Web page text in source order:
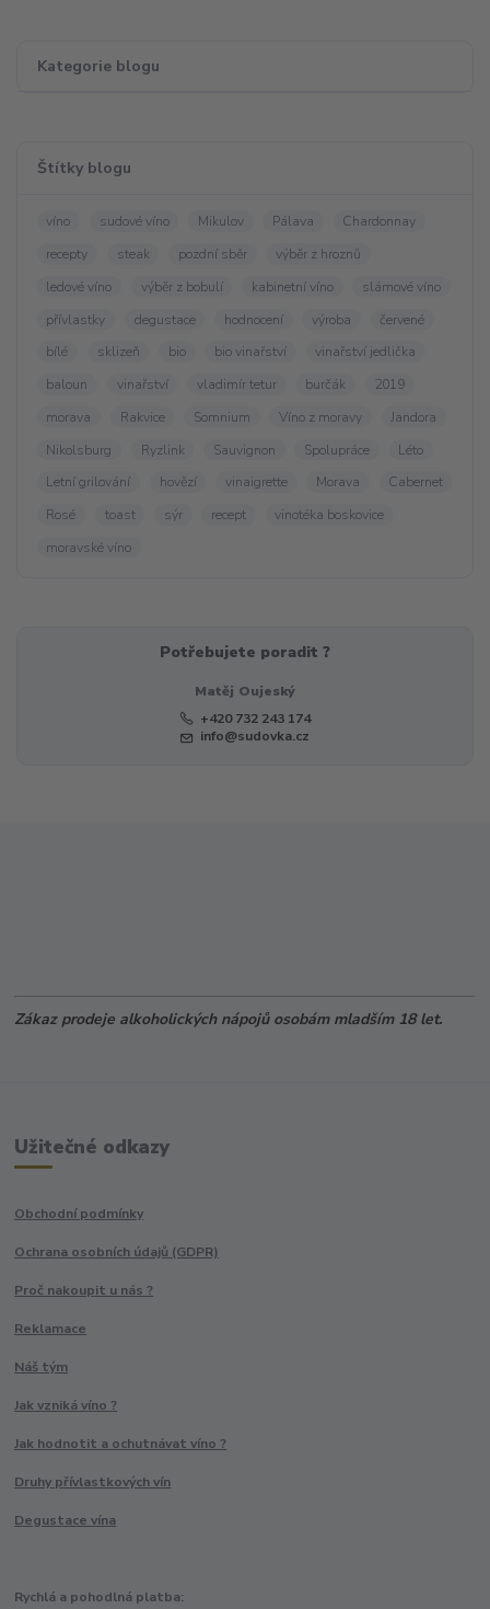
Kategorie blogu
Štítky blogu
víno sudové víno Mikulov Pálava
Chardonnay
recepty
steak pozdní sběr
výběr z hroznů
ledové víno
výběr z bobulí kabinetní víno
slámové víno
přívlastky
degustace hodnocení výroba
červené
bílé
sklizeň bio bio vinařství
vinařství jedlička
baloun
vinařství vladimír tetur burčák
2019
morava
Rakvice Somnium Víno z moravy
Jandora
Nikolsburg
Ryzlink Sauvignon Spolupráce
Léto
Letní grilování
hovězí vinaigrette Morava
Cabernet
Rosé
toast sýr recept
vinotéka boskovice
moravské víno
Potřebujete poradit ?
Matěj Oujeský
+420 732 243 174
info@sudovka.cz
Zákaz prodeje alkoholických nápojů osobám mladším 18 let.
Užitečné odkazy
Obchodní podmínky
Ochrana osobních údajů (GDPR)
Proč nakoupit u nás ?
Reklamace
Náš tým
Jak vzniká víno ?
Jak hodnotit a ochutnávat víno ?
Druhy přívlastkových vín
Degustace vína
Rychlá a pohodlná platba: